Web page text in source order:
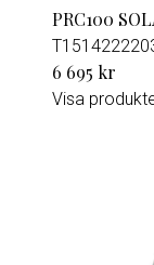
PRC100
6 695 kr
Visa